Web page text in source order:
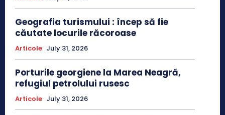
Geografia turismului : încep să fie
căutate locurile răcoroase
Articole July 31, 2026
Porturile georgiene la Marea Neagră,
refugiul petrolului rusesc
Articole July 31, 2026